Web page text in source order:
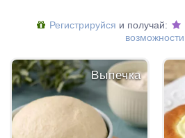
Регистрируйся и получай:
возможности.
Выпечка